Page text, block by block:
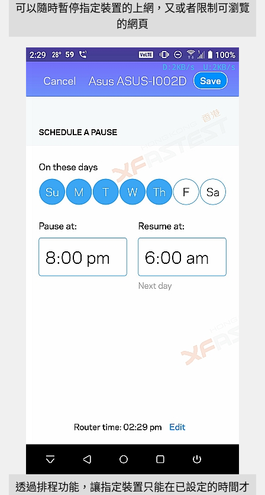
可以隨時暫停指定裝置的上網，又或者限制可瀏覽
的網頁
透過排程功能，讓指定裝置只能在已設定的時間才